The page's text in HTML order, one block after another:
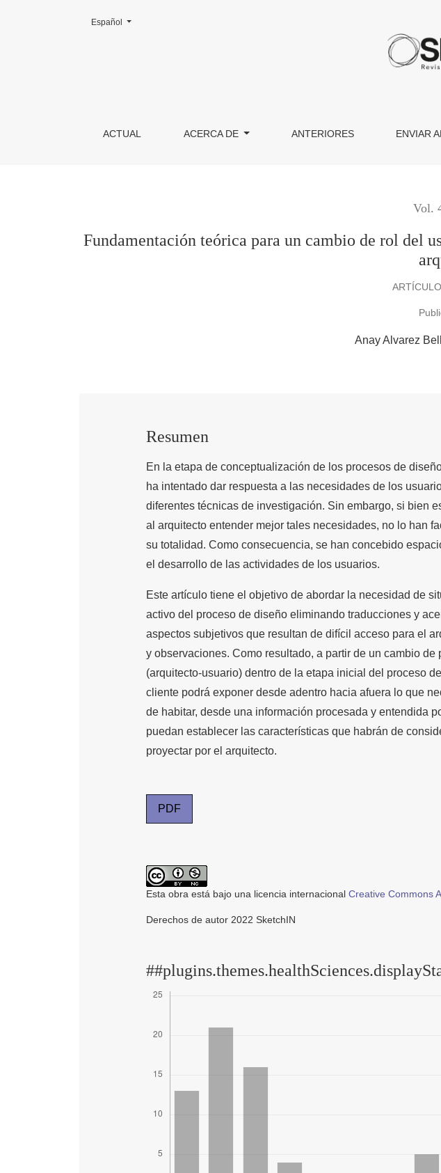
Fundamentación teórica para un cambio de rol del usuario en la etapa
ACTUAL ACERCA DE ANTERIORES ENVIAR
Cambiar el idioma. El actual es:
Español
Vol.
Fundamentación teórica para un cambio de rol del
Anay Alvarez
Resumen
En la etapa de conceptualización de los procesos de
ha intentado dar respuesta a las necesidades de los
diferentes técnicas de investigación. Sin embargo, si bien
al arquitecto entender mejor tales necesidades, no lo han
su totalidad. Como consecuencia, se han concebido
el desarrollo de las actividades de los usuarios.
Este artículo tiene el objetivo de abordar la necesidad de
activo del proceso de diseño eliminando traducciones y
aspectos subjetivos que resultan de difícil acceso para el
y observaciones. Como resultado, a partir de un cambio de
(arquitecto-usuario) dentro de la etapa inicial del proceso
cliente podrá exponer desde adentro hacia afuera lo que
de habitar, desde una información procesada y entendida
puedan establecer las características que habrán de
proyectar por el arquitecto.
PDF
Esta obra está bajo una licencia internacional Creative Commons
Derechos de autor 2022 SketchIN